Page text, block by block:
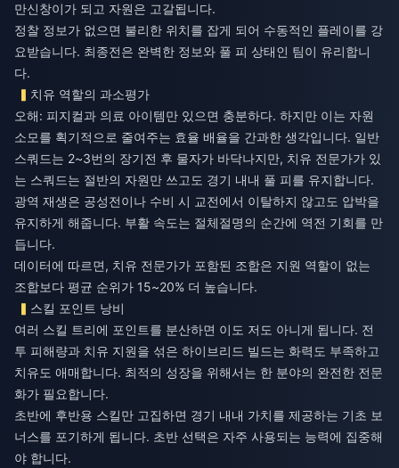
만신창이가 되고 자원은 고갈됩니다.
정찰 정보가 없으면 불리한 위치를 잡게 되어 수동적인 플레이를 강
요받습니다. 최종전은 완벽한 정보와 풀 피 상태인 팀이 유리합니
다.
치유 역할의 과소평가
오해: 피지컬과 의료 아이템만 있으면 충분하다. 하지만 이는 자원
소모를 획기적으로 줄여주는 효율 배율을 간과한 생각입니다. 일반
스쿼드는 2~3번의 장기전 후 물자가 바닥나지만, 치유 전문가가 있
는 스쿼드는 절반의 자원만 쓰고도 경기 내내 풀 피를 유지합니다.
광역 재생은 공성전이나 수비 시 교전에서 이탈하지 않고도 압박을
유지하게 해줍니다. 부활 속도는 절체절명의 순간에 역전 기회를 만
듭니다.
데이터에 따르면, 치유 전문가가 포함된 조합은 지원 역할이 없는
조합보다 평균 순위가 15~20% 더 높습니다.
스킬 포인트 낭비
여러 스킬 트리에 포인트를 분산하면 이도 저도 아니게 됩니다. 전
투 피해량과 치유 지원을 섞은 하이브리드 빌드는 화력도 부족하고
치유도 애매합니다. 최적의 성장을 위해서는 한 분야의 완전한 전문
화가 필요합니다.
초반에 후반용 스킬만 고집하면 경기 내내 가치를 제공하는 기초 보
너스를 포기하게 됩니다. 초반 선택은 자주 사용되는 능력에 집중해
야 합니다.